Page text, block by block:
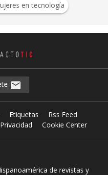
en tecnología
Etiquetas
Rss Feed
Privacidad Cookie Center
de revistas y